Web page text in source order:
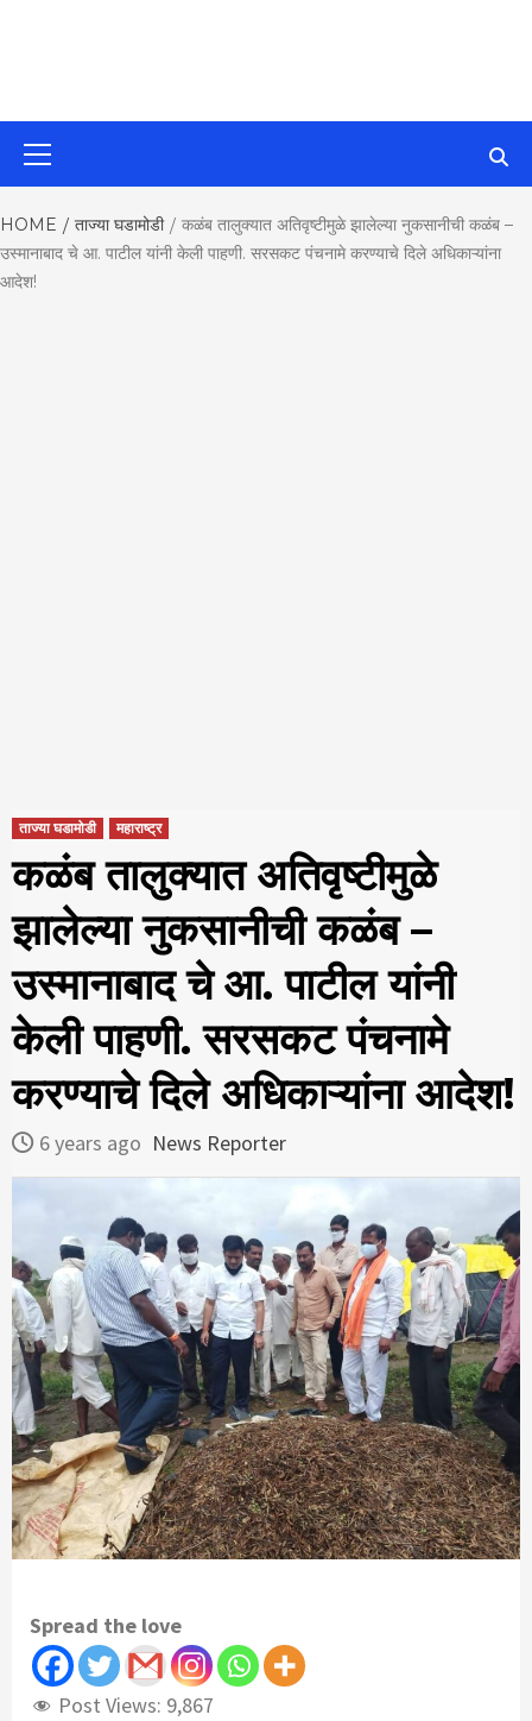
Best News
Website in
HOME ताज्या घडामोडी
कळंब तालुक्यात अतिवृष्टीमुळे झालेल्या नुकसानीची कळंब –
उस्मानाबाद चे आ. पाटील यांनी केली पाहणी. सरसकट पंचनामे करण्याचे दिले अधिकाऱ्यांना
आदेश!
ताज्या घडामोडी महाराष्ट्र
कळंब तालुक्यात अतिवृष्टीमुळे
झालेल्या नुकसानीची कळंब –
उस्मानाबाद चे आ. पाटील यांनी
केली पाहणी. सरसकट पंचनामे
करण्याचे दिले अधिकाऱ्यांना आदेश!
6 years ago News Reporter
Spread the love
Post Views: 9,867